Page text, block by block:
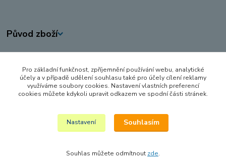
Původ zboží
Zboží zařazeno v kategoriích
AUTA, LODĚ, LETADLA
OSOBNÍ AUTA
Pro základní funkčnost, zpříjemnění používání webu, analytické
účely a v případě udělení souhlasu také pro účely cílení reklamy
využíváme soubory cookies. Nastavení vlastních preferencí
cookies můžete kdykoli upravit odkazem ve spodní části stránek.
Nastavení Souhlasím
Souhlas můžete odmítnout zde.